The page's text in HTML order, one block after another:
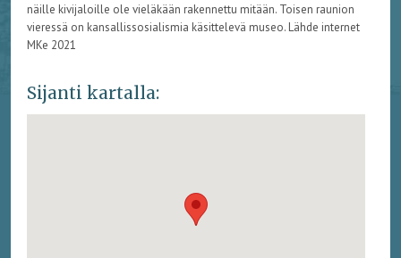
näille kivijaloille ole vieläkään rakennettu mitään. Toisen raunion
vieressä on kansallissosialismia käsittelevä museo. Lähde internet
MKe 2021
Sijanti kartalla: